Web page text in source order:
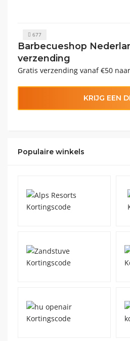
677
Barbecueshop
verzending
Gratis verzending vanaf €50
KRIJG EEN
Populaire winkels